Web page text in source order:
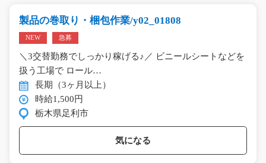
製品の巻取り・梱包作業/y02_01808
NEW 急募
＼3交替勤務でしっかり稼げる♪／ ビニールシートなどを
扱う工場で ロール…
長期（3ヶ月以上）
時給1,500円
栃木県足利市
気になる